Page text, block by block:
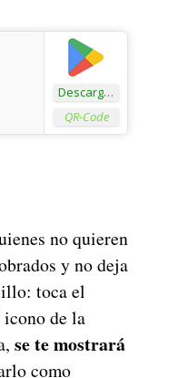
Descargar
QR-Code
no quieren
y no deja
toca el
de la
se te mostrará
como